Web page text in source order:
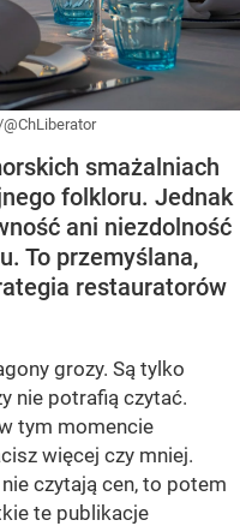
smażalniach
folkloru. Jednak
ani niezdolność
To przemyślana,
restauratorów
grozy. Są tylko
nie potrafią czytać.
tym momencie
więcej czy mniej.
czytają cen, to potem
te publikacje